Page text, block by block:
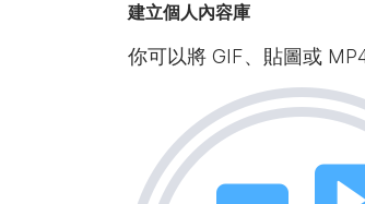
建立個人內容庫
你可以將 GIF、貼圖或